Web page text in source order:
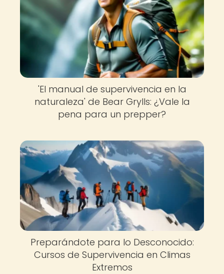
'El manual de supervivencia en la
naturaleza' de Bear Grylls: ¿Vale la
pena para un prepper?
Preparándote para lo Desconocido:
Cursos de Supervivencia en Climas
Extremos